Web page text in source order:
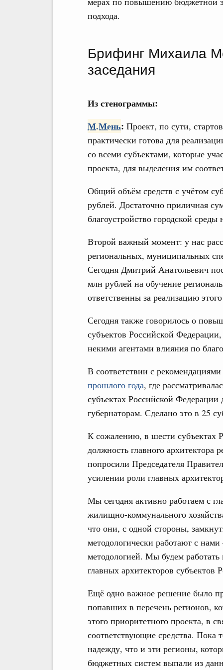
подхода.
Брифинг Михаила
заседания
Из стенограммы:
М.Мень: Проект, по сути,
практически готова для
со всеми субъектами, которые
проекта, для выделения им
Общий объём средств с учётом
рублей. Достаточно приличная
благоустройство городской
Второй важный момент: у нас
региональных, муниципальных
Сегодня Дмитрий Анатольевич
млн рублей на обучение
ответственны за реализацию
Сегодня также говорилось о
субъектов Российской
некими агентами влияния по
В соответствии с рекомендациями
прошлого года, где
субъектах Российской
губернаторам. Сделано это в 25
К сожалению, в шести субъектах
должность главного архитектора
попросили Председателя
усилении роли главных
Мы сегодня активно работаем с
жилищно-коммунального
что они, с одной стороны,
методологически работают с
методологией. Мы будем
главных архитекторов субъектов
Ещё одно важное решение было
попавших в перечень регионов,
этого приоритетного проекта, в
соответствующие средства. Пока
надежду, что и эти регионы,
бюджетных систем выпали из